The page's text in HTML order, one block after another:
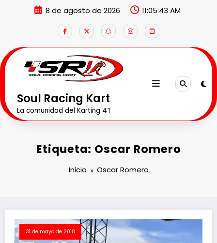
8 de agosto de 2026 11:05:44 AM
Soul Racing Kart
La comunidad del Karting 4T
Etiqueta: Oscar Romero
Inicio Oscar Romero
31 de mayo de 2018